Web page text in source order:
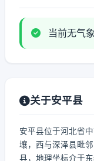
当前无气
关于安平县
安平县位于河北省
壤，西与深泽县毗
县，地理坐标介于东